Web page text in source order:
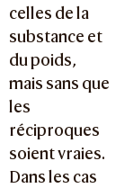
celles de la
substance et
du poids,
mais sans que
les
réciproques
soient vraies.
Dans les cas